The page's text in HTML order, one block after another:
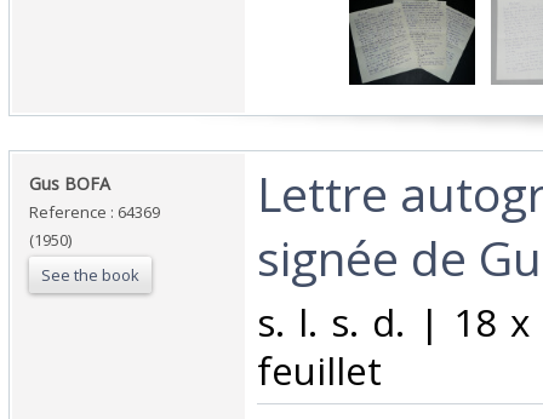
‎Gus BOFA‎
Reference : 64369
(1950)
See the book
‎Lettre
signée de
‎s. l. s. d. | 18
feuillet‎